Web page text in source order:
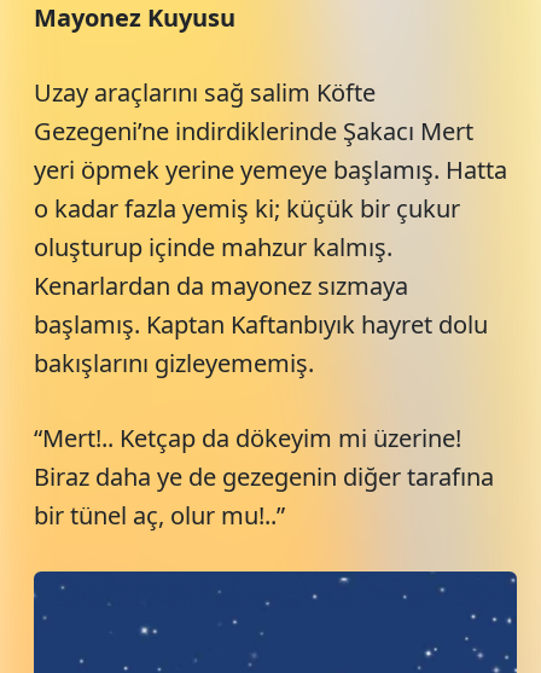
Mayonez Kuyusu
Uzay araçlarını sağ salim Köfte
Gezegeni’ne indirdiklerinde Şakacı Mert
yeri öpmek yerine yemeye başlamış. Hatta
o kadar fazla yemiş ki; küçük bir çukur
oluşturup içinde mahzur kalmış.
Kenarlardan da mayonez sızmaya
başlamış. Kaptan Kaftanbıyık hayret dolu
bakışlarını gizleyememiş.
“Mert!.. Ketçap da dökeyim mi üzerine!
Biraz daha ye de gezegenin diğer tarafına
bir tünel aç, olur mu!..”